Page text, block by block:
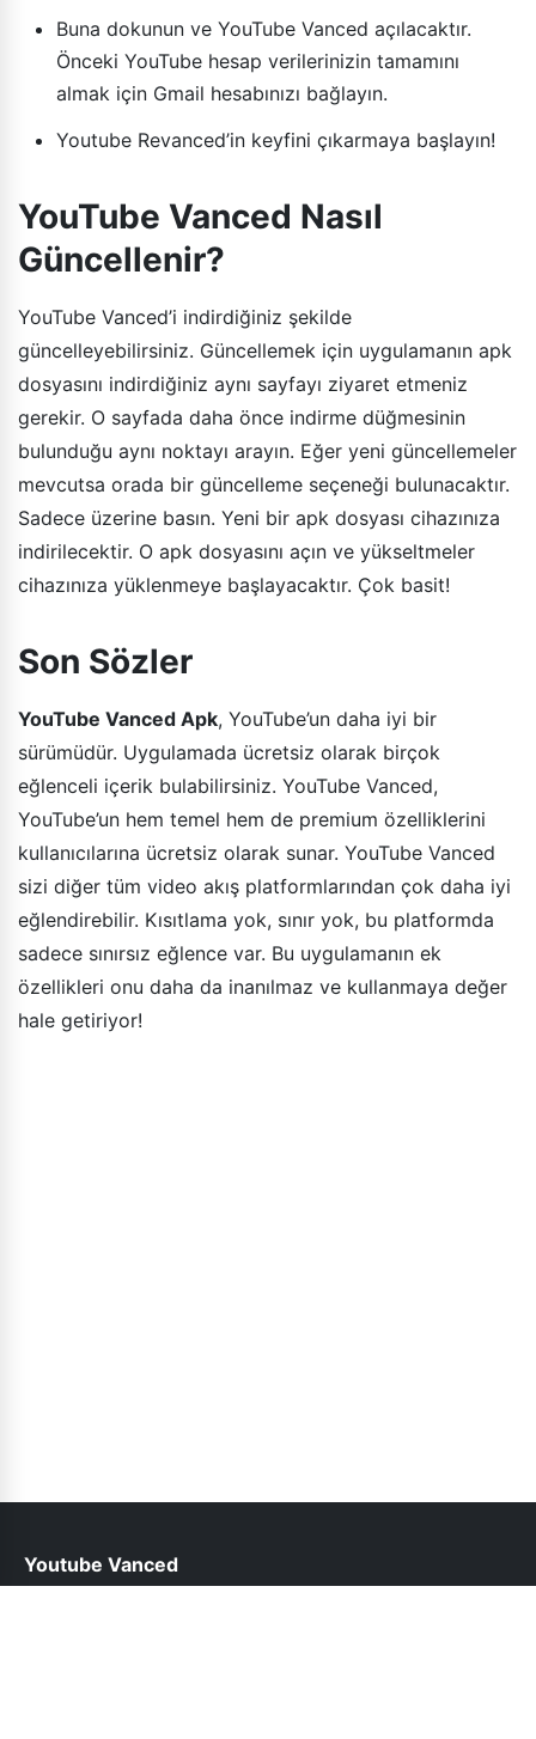
Buna dokunun ve YouTube Vanced açılacaktır.
Önceki YouTube hesap verilerinizin tamamını
almak için Gmail hesabınızı bağlayın.
Youtube Revanced’in keyfini çıkarmaya başlayın!
YouTube Vanced Nasıl
Güncellenir?
YouTube Vanced’i indirdiğiniz şekilde
güncelleyebilirsiniz. Güncellemek için uygulamanın apk
dosyasını indirdiğiniz aynı sayfayı ziyaret etmeniz
gerekir. O sayfada daha önce indirme düğmesinin
bulunduğu aynı noktayı arayın. Eğer yeni güncellemeler
mevcutsa orada bir güncelleme seçeneği bulunacaktır.
Sadece üzerine basın. Yeni bir apk dosyası cihazınıza
indirilecektir. O apk dosyasını açın ve yükseltmeler
cihazınıza yüklenmeye başlayacaktır. Çok basit!
Son Sözler
YouTube Vanced Apk, YouTube’un daha iyi bir
sürümüdür. Uygulamada ücretsiz olarak birçok
eğlenceli içerik bulabilirsiniz. YouTube Vanced,
YouTube’un hem temel hem de premium özelliklerini
kullanıcılarına ücretsiz olarak sunar. YouTube Vanced
sizi diğer tüm video akış platformlarından çok daha iyi
eğlendirebilir. Kısıtlama yok, sınır yok, bu platformda
sadece sınırsız eğlence var. Bu uygulamanın ek
özellikleri onu daha da inanılmaz ve kullanmaya değer
hale getiriyor!
Youtube Vanced